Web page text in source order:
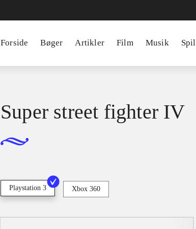
Forside Bøger Artikler Film Musik Spil
Super street fighter IV
Playstation 3 Xbox 360